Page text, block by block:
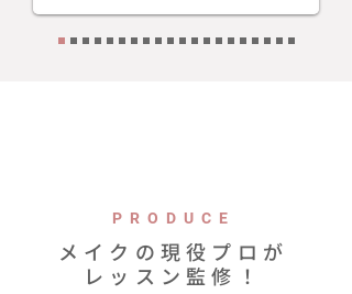
PRODUCE
メイクの現役プロが
レッスン監修！